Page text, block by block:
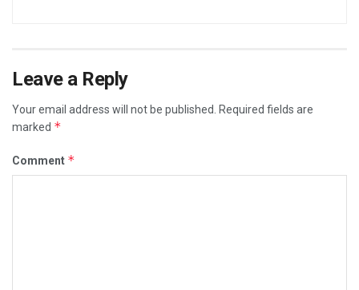
Leave a Reply
Your email address will not be published.
Required fields are
marked *
Comment *